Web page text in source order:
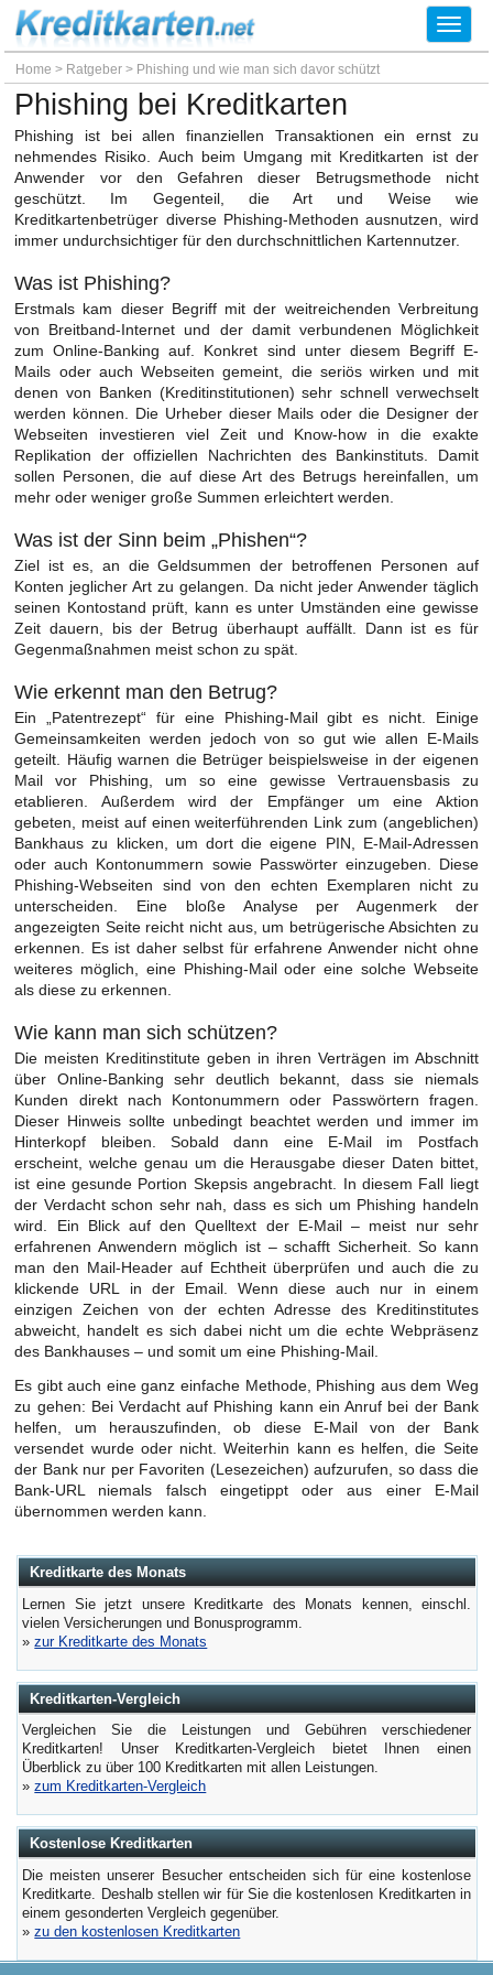
Home > Ratgeber > Phishing und wie man sich davor schützt
Phishing bei Kreditkarten
Phishing ist bei allen finanziellen Transaktionen ein ernst zu
nehmendes Risiko. Auch beim Umgang mit Kreditkarten ist der
Anwender vor den Gefahren dieser Betrugsmethode nicht
geschützt. Im Gegenteil, die Art und Weise wie
Kreditkartenbetrüger diverse Phishing-Methoden ausnutzen, wird
immer undurchsichtiger für den durchschnittlichen Kartennutzer.
Was ist Phishing?
Erstmals kam dieser Begriff mit der weitreichenden Verbreitung
von Breitband-Internet und der damit verbundenen Möglichkeit
zum Online-Banking auf. Konkret sind unter diesem Begriff E-
Mails oder auch Webseiten gemeint, die seriös wirken und mit
denen von Banken (Kreditinstitutionen) sehr schnell verwechselt
werden können. Die Urheber dieser Mails oder die Designer der
Webseiten investieren viel Zeit und Know-how in die exakte
Replikation der offiziellen Nachrichten des Bankinstituts. Damit
sollen Personen, die auf diese Art des Betrugs hereinfallen, um
mehr oder weniger große Summen erleichtert werden.
Was ist der Sinn beim „Phishen“?
Ziel ist es, an die Geldsummen der betroffenen Personen auf
Konten jeglicher Art zu gelangen. Da nicht jeder Anwender täglich
seinen Kontostand prüft, kann es unter Umständen eine gewisse
Zeit dauern, bis der Betrug überhaupt auffällt. Dann ist es für
Gegenmaßnahmen meist schon zu spät.
Wie erkennt man den Betrug?
Ein „Patentrezept“ für eine Phishing-Mail gibt es nicht. Einige
Gemeinsamkeiten werden jedoch von so gut wie allen E-Mails
geteilt. Häufig warnen die Betrüger beispielsweise in der eigenen
Mail vor Phishing, um so eine gewisse Vertrauensbasis zu
etablieren. Außerdem wird der Empfänger um eine Aktion
gebeten, meist auf einen weiterführenden Link zum (angeblichen)
Bankhaus zu klicken, um dort die eigene PIN, E-Mail-Adressen
oder auch Kontonummern sowie Passwörter einzugeben. Diese
Phishing-Webseiten sind von den echten Exemplaren nicht zu
unterscheiden. Eine bloße Analyse per Augenmerk der
angezeigten Seite reicht nicht aus, um betrügerische Absichten zu
erkennen. Es ist daher selbst für erfahrene Anwender nicht ohne
weiteres möglich, eine Phishing-Mail oder eine solche Webseite
als diese zu erkennen.
Wie kann man sich schützen?
Die meisten Kreditinstitute geben in ihren Verträgen im Abschnitt
über Online-Banking sehr deutlich bekannt, dass sie niemals
Kunden direkt nach Kontonummern oder Passwörtern fragen.
Dieser Hinweis sollte unbedingt beachtet werden und immer im
Hinterkopf bleiben. Sobald dann eine E-Mail im Postfach
erscheint, welche genau um die Herausgabe dieser Daten bittet,
ist eine gesunde Portion Skepsis angebracht. In diesem Fall liegt
der Verdacht schon sehr nah, dass es sich um Phishing handeln
wird. Ein Blick auf den Quelltext der E-Mail – meist nur sehr
erfahrenen Anwendern möglich ist – schafft Sicherheit. So kann
man den Mail-Header auf Echtheit überprüfen und auch die zu
klickende URL in der Email. Wenn diese auch nur in einem
einzigen Zeichen von der echten Adresse des Kreditinstitutes
abweicht, handelt es sich dabei nicht um die echte Webpräsenz
des Bankhauses – und somit um eine Phishing-Mail.
Es gibt auch eine ganz einfache Methode, Phishing aus dem Weg
zu gehen: Bei Verdacht auf Phishing kann ein Anruf bei der Bank
helfen, um herauszufinden, ob diese E-Mail von der Bank
versendet wurde oder nicht. Weiterhin kann es helfen, die Seite
der Bank nur per Favoriten (Lesezeichen) aufzurufen, so dass die
Bank-URL niemals falsch eingetippt oder aus einer E-Mail
übernommen werden kann.
Kreditkarte des Monats
Lernen Sie jetzt unsere Kreditkarte des Monats kennen, einschl.
vielen Versicherungen und Bonusprogramm.
»zur Kreditkarte des Monats
Kreditkarten-Vergleich
Vergleichen Sie die Leistungen und Gebühren verschiedener
Kreditkarten! Unser Kreditkarten-Vergleich bietet Ihnen einen
Überblick zu über 100 Kreditkarten mit allen Leistungen.
»zum Kreditkarten-Vergleich
Kostenlose Kreditkarten
Die meisten unserer Besucher entscheiden sich für eine kostenlose
Kreditkarte. Deshalb stellen wir für Sie die kostenlosen Kreditkarten in
einem gesonderten Vergleich gegenüber.
»zu den kostenlosen Kreditkarten